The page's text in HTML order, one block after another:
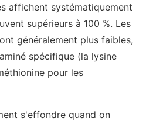
affichent systématiquement
supérieurs à 100 %. Les
généralement plus faibles,
spécifique (la lysine
pour les
s'effondre quand on